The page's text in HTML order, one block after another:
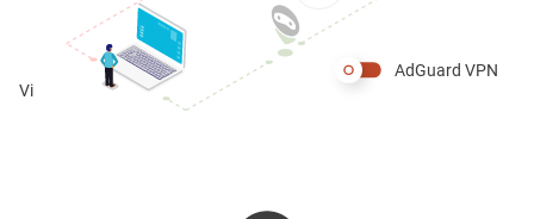
Vi
AdGuard VPN